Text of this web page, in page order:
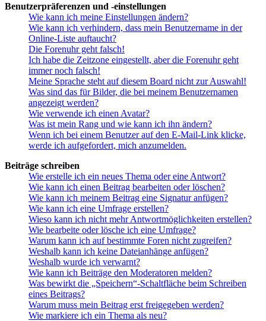
Benutzerpräferenzen und -einstellungen
Wie kann ich meine Einstellungen ändern?
Wie kann ich verhindern, dass mein Benutzername in der
Online-Liste auftaucht?
Die Forenuhr geht falsch!
Ich habe die Zeitzone eingestellt, aber die Forenuhr geht
immer noch falsch!
Meine Sprache steht auf diesem Board nicht zur Auswahl!
Was sind das für Bilder, die bei meinem Benutzernamen
angezeigt werden?
Wie verwende ich einen Avatar?
Was ist mein Rang und wie kann ich ihn ändern?
Wenn ich bei einem Benutzer auf den E-Mail-Link klicke,
werde ich aufgefordert, mich anzumelden.
Beiträge schreiben
Wie erstelle ich ein neues Thema oder eine Antwort?
Wie kann ich einen Beitrag bearbeiten oder löschen?
Wie kann ich meinem Beitrag eine Signatur anfügen?
Wie kann ich eine Umfrage erstellen?
Wieso kann ich nicht mehr Antwortmöglichkeiten erstellen?
Wie bearbeite oder lösche ich eine Umfrage?
Warum kann ich auf bestimmte Foren nicht zugreifen?
Weshalb kann ich keine Dateianhänge anfügen?
Weshalb wurde ich verwarnt?
Wie kann ich Beiträge den Moderatoren melden?
Was bewirkt die „Speichern“-Schaltfläche beim Schreiben
eines Beitrags?
Warum muss mein Beitrag erst freigegeben werden?
Wie markiere ich ein Thema als neu?